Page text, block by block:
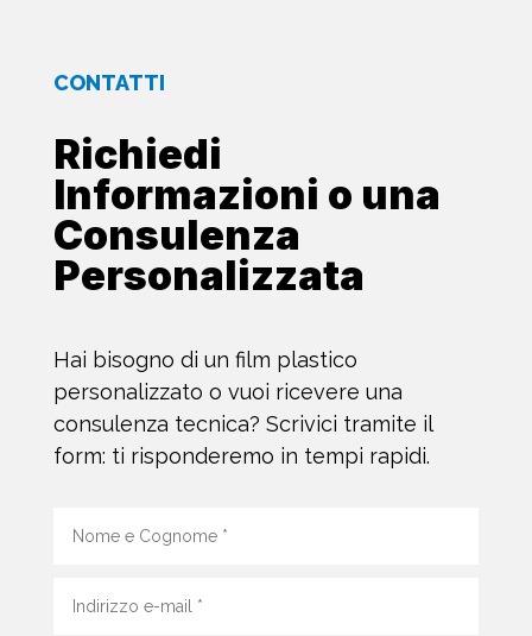
CONTATTI
Richiedi
Informazioni o una
Consulenza
Personalizzata
Hai bisogno di un film plastico
personalizzato o vuoi ricevere una
consulenza tecnica? Scrivici tramite il
form: ti risponderemo in tempi rapidi.